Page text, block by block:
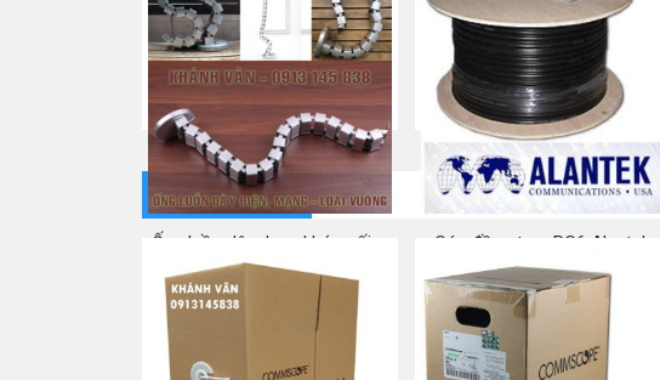
NEW – Cáp mạng Cat5e UTP
COMMSCOPE
Mua ngay
NEW – Cáp mạng
Commscope/AMP CAT 6
Mua ngay
Ống luồn dây dạng khớp nối –
hình vuông
Mua ngay
Cáp đồng trục RG6 Alantek
Mua ngay
CÁP MẠNG